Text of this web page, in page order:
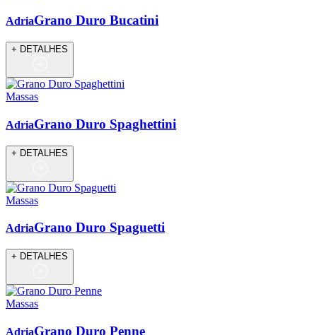
AdriaGrano Duro Bucatini
+ DETALHES
Massas
AdriaGrano Duro Spaghettini
+ DETALHES
Massas
AdriaGrano Duro Spaguetti
+ DETALHES
Massas
AdriaGrano Duro Penne